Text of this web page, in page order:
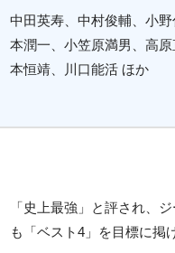
中田英寿、中村俊輔、小
本潤一、小笠原満男、高原
本恒靖、川口能活 ほか
「史上最強」と評され、
も「ベスト4」を目標に掲